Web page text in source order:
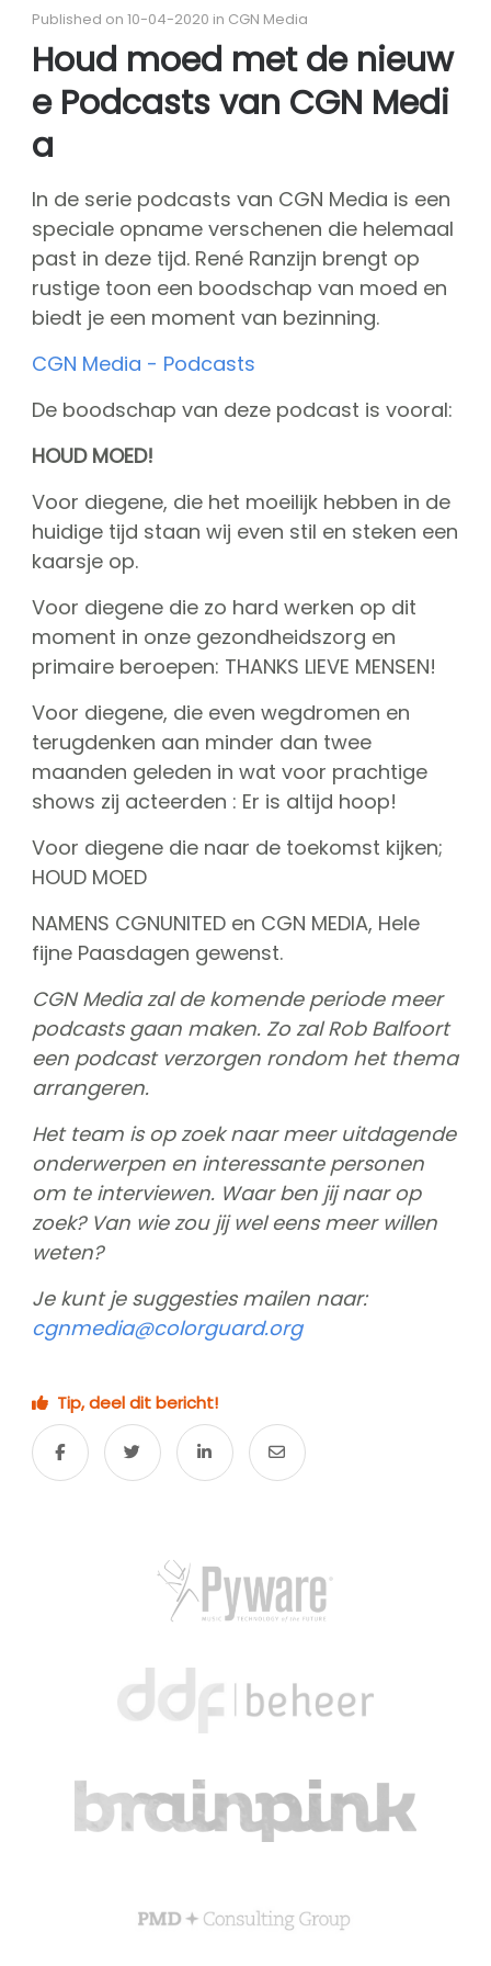
#
Volunteers
CGN board
Dedication award
Ticketsale
Sponsors
shop
CGNcompetition
Seizoen 2026 contests
CGN Champions
Nederlands
(0)
Account
Published on 10-04-2020 in CGN Media
Houd moed met de nieuw
e Podcasts van CGN Medi
a
In de serie podcasts van CGN Media is een
speciale opname verschenen die helemaal
past in deze tijd. René Ranzijn brengt op
rustige toon een boodschap van moed en
biedt je een moment van bezinning.
CGN Media - Podcasts
De boodschap van deze podcast is vooral:
HOUD MOED!
Voor diegene, die het moeilijk hebben in de
huidige tijd staan wij even stil en steken een
kaarsje op.
Voor diegene die zo hard werken op dit
moment in onze gezondheidszorg en
primaire beroepen: THANKS LIEVE MENSEN!
Voor diegene, die even wegdromen en
terugdenken aan minder dan twee
maanden geleden in wat voor prachtige
shows zij acteerden : Er is altijd hoop!
Voor diegene die naar de toekomst kijken;
HOUD MOED
NAMENS CGNUNITED en CGN MEDIA, Hele
fijne Paasdagen gewenst.
CGN Media zal de komende periode meer
podcasts gaan maken. Zo zal Rob Balfoort
een podcast verzorgen rondom het thema
arrangeren.
Het team is op zoek naar meer uitdagende
onderwerpen en interessante personen
om te interviewen. Waar ben jij naar op
zoek? Van wie zou jij wel eens meer willen
weten?
Je kunt je suggesties mailen naar:
cgnmedia@colorguard.org
Tip, deel dit bericht!